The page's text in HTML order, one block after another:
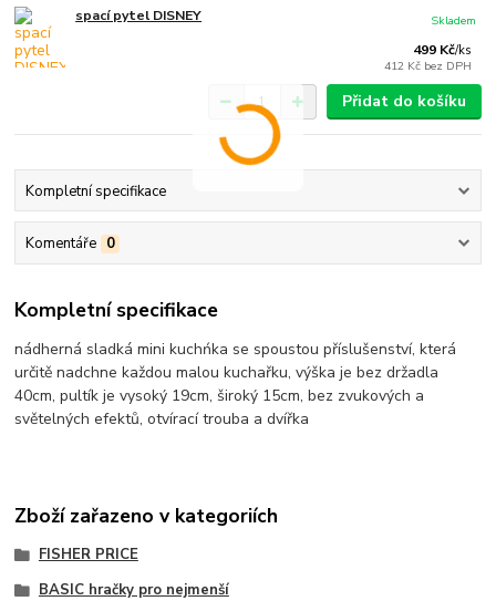
spací pytel DISNEY
499 Kč/ks
412 Kč bez DPH
Skladem
Přidat do košíku
Kompletní specifikace
Komentáře 0
Kompletní specifikace
nádherná sladká mini kuchńka se spoustou příslušenství, která
určitě nadchne každou malou kuchařku, výška je bez držadla
40cm, pultík je vysoký 19cm, široký 15cm, bez zvukových a
světelných efektů, otvírací trouba a dvířka
Zboží zařazeno v kategoriích
FISHER PRICE
BASIC hračky pro nejmenší